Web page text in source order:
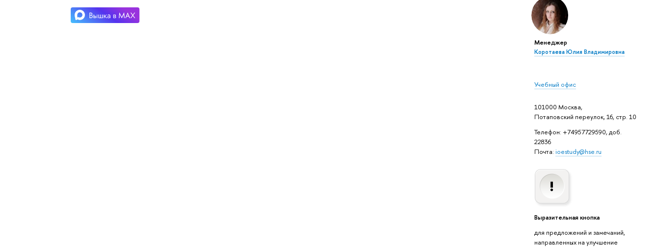
Менеджер
Коротаева Юлия Владимировна
Учебный офис
101000 Москва,
Потаповский переулок, 16, стр. 10
Телефон: +74957729590, доб.
22836
Почта: ioestudy@hse.ru
Выразительная кнопка
для предложений и замечаний,
направленных на улучшение